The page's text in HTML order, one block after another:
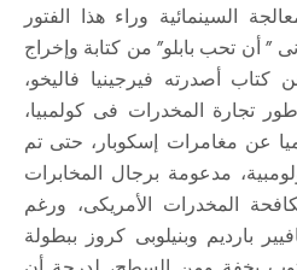
أفسدتها
السطحية
مغلقة
السينمائية وراء هذا الفتور
” أن تحب بابلو” من كتابة وإخراج
كتاب أصدرته فيرجينيا فاليخو،
تجارة المخدرات فى كولمبيا،
عن مغامرات إسكوبار، حتى تم
مدعومة برجال المخابرات
المخدرات الأمريكى، ورغم
بارديم وبنيلوبى كروز ببطولة